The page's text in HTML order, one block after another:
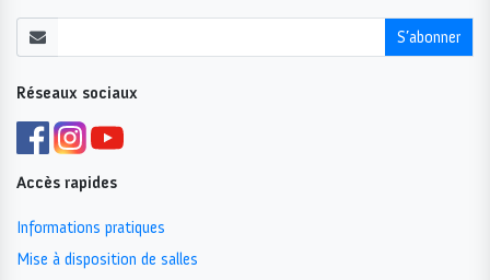
S’abonner
Réseaux sociaux
Accès rapides
Informations pratiques
Mise à disposition de salles